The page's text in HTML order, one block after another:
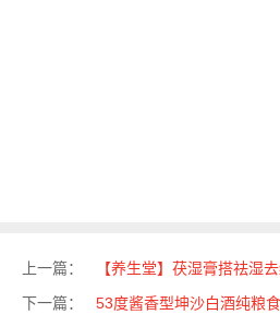
上一篇：
【养生堂】茯湿膏搭祛湿
下一篇：
53度酱香型坤沙白酒纯粮